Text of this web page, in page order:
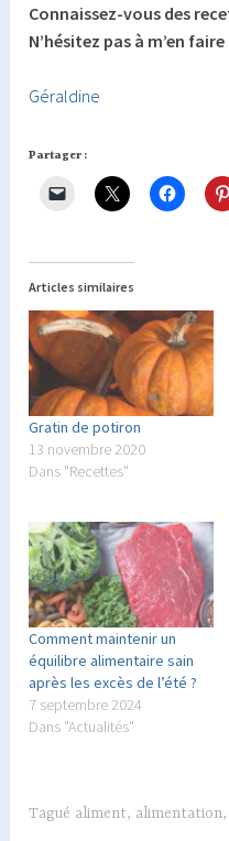
Connaissez-vous des
N’hésitez pas à m’en
Géraldine
Partager :
Articles similaires
Gratin de potiron
13 novembre 2020
Dans "Recettes"
Comment maintenir un
équilibre alimentaire sain
après les excès de l’été ?
7 septembre 2024
Dans "Actualités"
Tagué aliment, alimentation,